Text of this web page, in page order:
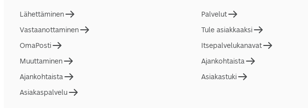
Lähettäminen
Vastaanottaminen
OmaPosti
Muuttaminen
Ajankohtaista
Asiakaspalvelu
Palvelut
Tule asiakkaaksi
Itsepalvelukanavat
Ajankohtaista
Asiakastuki